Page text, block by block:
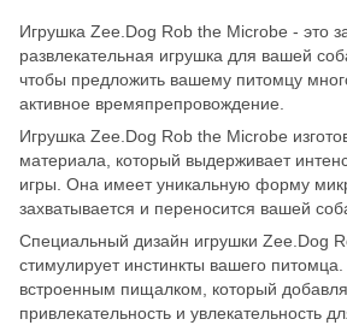
Игрушка Zee.Dog Rob the Microbe - это
развлекательная игрушка для вашей
чтобы предложить вашему питомцу
активное времяпрепровождение.
Игрушка Zee.Dog Rob the Microbe
материала, который выдерживает
игры. Она имеет уникальную форму
захватывается и переносится вашей
Специальный дизайн игрушки Zee.Dog
стимулирует инстинкты вашего
встроенным пищалком, который
привлекательность и увлекательность